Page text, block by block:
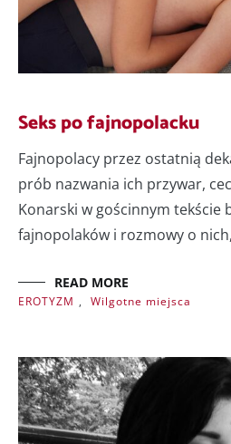
Seks po fajnopolacku
Fajnopolacy przez ostatnią
prób nazwania ich przywar,
Konarski w gościnnym tekście
fajnopolaków i rozmowy o
READ MORE
EROTYZM , Wilgotne miejsca